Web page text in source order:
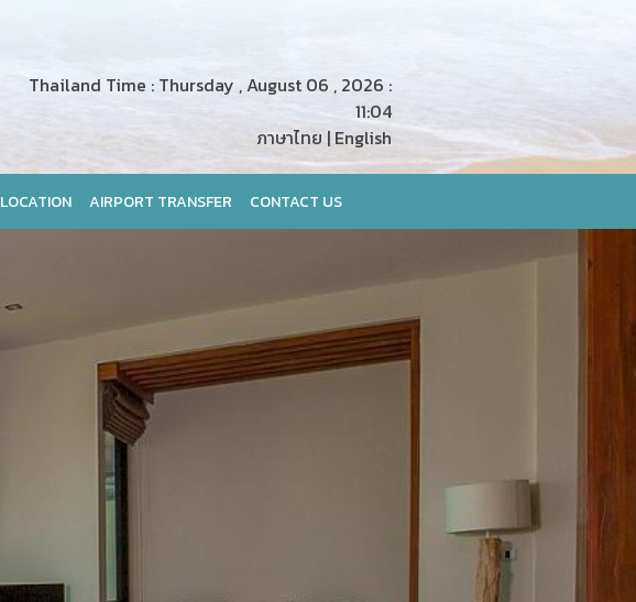
Thailand Time : Thursday , August 06 , 2026 :
11:04
ภาษาไทย | English
LOCATION AIRPORT TRANSFER CONTACT US